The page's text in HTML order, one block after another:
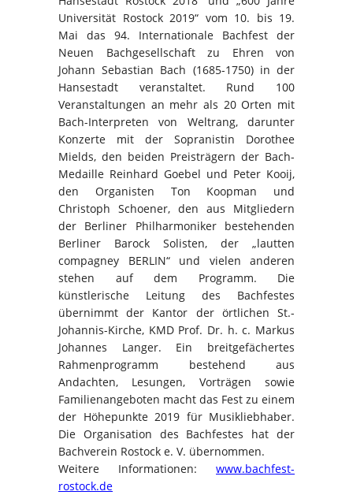
Universität Rostock 2019“ vom 10. bis 19.
Mai das 94. Internationale Bachfest der
Neuen Bachgesellschaft zu Ehren von
Johann Sebastian Bach (1685-1750) in der
Hansestadt veranstaltet. Rund 100
Veranstaltungen an mehr als 20 Orten mit
Bach-Interpreten von Weltrang, darunter
Konzerte mit der Sopranistin Dorothee
Mields, den beiden Preisträgern der Bach-
Medaille Reinhard Goebel und Peter Kooij,
den Organisten Ton Koopman und
Christoph Schoener, den aus Mitgliedern
der Berliner Philharmoniker bestehenden
Berliner Barock Solisten, der „lautten
compagney BERLIN“ und vielen anderen
stehen auf dem Programm. Die
künstlerische Leitung des Bachfestes
übernimmt der Kantor der örtlichen St.-
Johannis-Kirche, KMD Prof. Dr. h. c. Markus
Johannes Langer. Ein breitgefächertes
Rahmenprogramm bestehend aus
Andachten, Lesungen, Vorträgen sowie
Familienangeboten macht das Fest zu einem
der Höhepunkte 2019 für Musikliebhaber.
Die Organisation des Bachfestes hat der
Bachverein Rostock e. V. übernommen.
Weitere Informationen: www.bachfest-
rostock.de